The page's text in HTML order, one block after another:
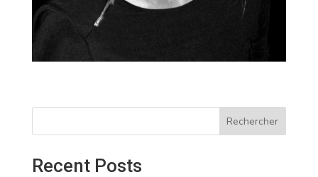
Rechercher
Recent Posts